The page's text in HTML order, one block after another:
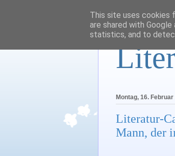
Montag, 16. Februar
Literatur-
Mann, der
This site uses cookies
are shared with
statistics, and to